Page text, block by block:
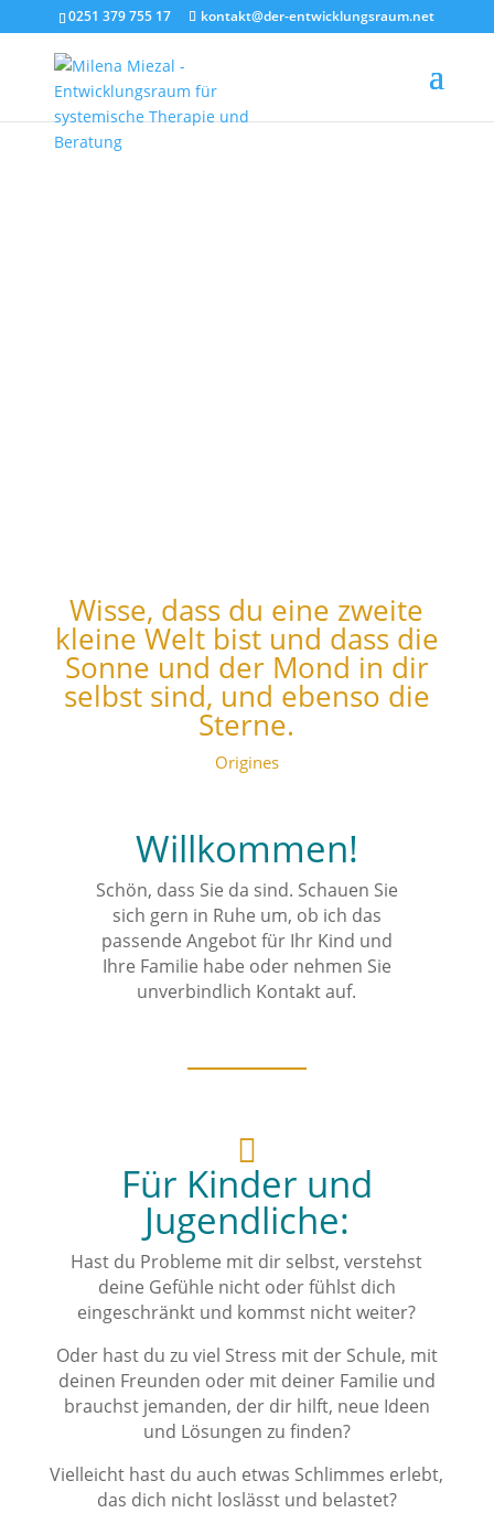
0251 379 755 17 kontakt@der-entwicklungsraum.net
ENTWICKLUNGSRAUM
Wisse, dass du eine zweite
kleine Welt bist und dass die
Sonne und der Mond in dir
selbst sind, und ebenso die
Sterne.
Origines
Willkommen!
Schön, dass Sie da sind. Schauen Sie
sich gern in Ruhe um, ob ich das
passende Angebot für Ihr Kind und
Ihre Familie habe oder nehmen Sie
unverbindlich Kontakt auf.

Für Kinder und
Jugendliche:
Hast du Probleme mit dir selbst, verstehst
deine Gefühle nicht oder fühlst dich
eingeschränkt und kommst nicht weiter?
Oder hast du zu viel Stress mit der Schule, mit
deinen Freunden oder mit deiner Familie und
brauchst jemanden, der dir hilft, neue Ideen
und Lösungen zu finden?
Vielleicht hast du auch etwas Schlimmes erlebt,
das dich nicht loslässt und belastet?